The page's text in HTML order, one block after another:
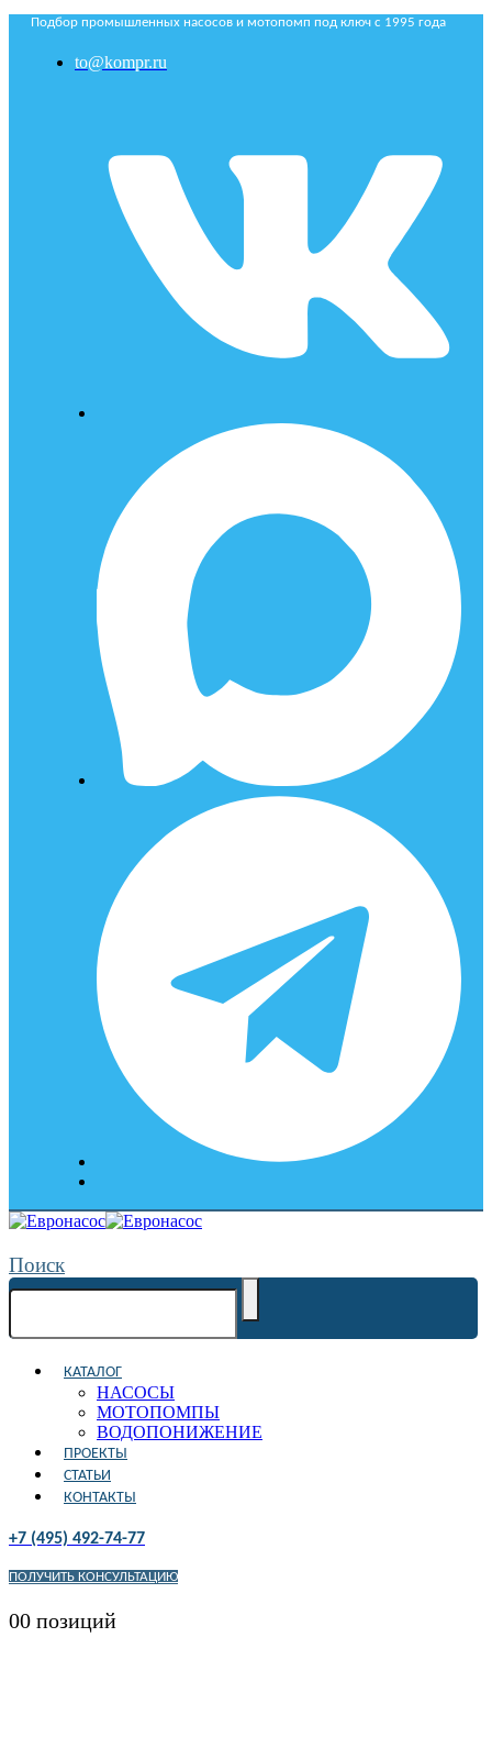
Подбор промышленных насосов и мотопомп под ключ с 1995 года
to@kompr.ru
Поиск
КАТАЛОГ
НАСОСЫ
МОТОПОМПЫ
ВОДОПОНИЖЕНИЕ
ПРОЕКТЫ
СТАТЬИ
КОНТАКТЫ
+7 (495) 492-74-77
ПОЛУЧИТЬ КОНСУЛЬТАЦИЮ
00 позиций